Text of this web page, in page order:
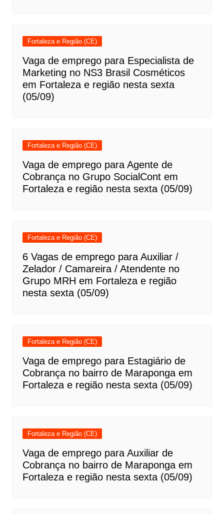
Fortaleza e Região (CE)
Vaga de emprego para Especialista de
Marketing no NS3 Brasil Cosméticos
em Fortaleza e região nesta sexta
(05/09)
Fortaleza e Região (CE)
Vaga de emprego para Agente de
Cobrança no Grupo SocialCont em
Fortaleza e região nesta sexta (05/09)
Fortaleza e Região (CE)
6 Vagas de emprego para Auxiliar /
Zelador / Camareira / Atendente no
Grupo MRH em Fortaleza e região
nesta sexta (05/09)
Fortaleza e Região (CE)
Vaga de emprego para Estagiário de
Cobrança no bairro de Maraponga em
Fortaleza e região nesta sexta (05/09)
Fortaleza e Região (CE)
Vaga de emprego para Auxiliar de
Cobrança no bairro de Maraponga em
Fortaleza e região nesta sexta (05/09)